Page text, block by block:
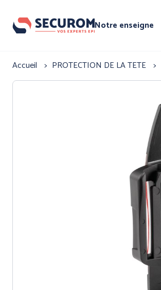
contenu
Notre enseigne
Par famille
Par marque
Fil
d'Ariane
Accueil PROTECTION DE LA TETE